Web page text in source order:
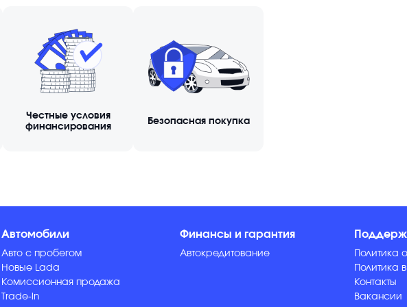
Честные условия
финансирования
Безопасная покупка
Автомобили
Авто с пробегом
Новые Lada
Комиссионная продажа
Trade-in
Финансы и гарантия
Автокредитование
Политика
Политика
Контакты
Вакансии